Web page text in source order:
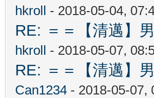
hkroll - 2018-05-04,
RE: ＝＝【清邁】
hkroll - 2018-05-07,
RE: ＝＝【清邁】
Can1234 - 2018-05-07,